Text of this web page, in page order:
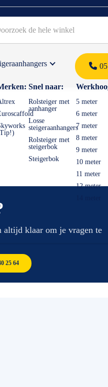
Snel naar:
Rolsteiger met
aanhanger
Losse
steigeraanhangers
Rolsteiger met
steigerbok
Steigerbok
5 meter
6 meter
7 meter
8 meter
9 meter
10 meter
11 meter
12 meter
altijd klaar om je vragen te
25 64